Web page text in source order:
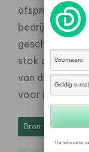
afspraken
bedrijven aan
stok achter de
van de
voor
Bron:
Uw informatie